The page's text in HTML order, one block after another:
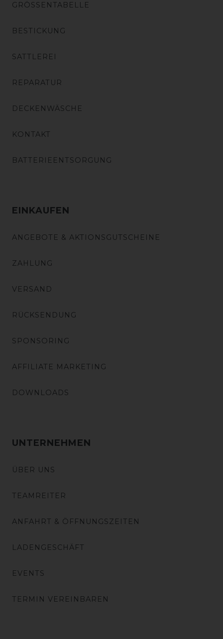
GRÖSSENTABELLE
BESTICKUNG
SATTLEREI
REPARATUR
DECKENWÄSCHE
KONTAKT
BATTERIEENTSORGUNG
EINKAUFEN
ANGEBOTE & AKTIONSGUTSCHEINE
ZAHLUNG
VERSAND
RÜCKSENDUNG
SPONSORING
AFFILIATE MARKETING
DOWNLOADS
UNTERNEHMEN
ÜBER UNS
TEAMREITER
ANFAHRT & ÖFFNUNGSZEITEN
LADENGESCHÄFT
EVENTS
TERMIN VEREINBAREN